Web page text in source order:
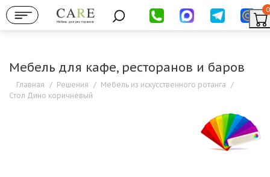
Мебель для ресторанов
0
Мебель для кафе, ресторанов и баров
Главная / Решения / Мебель из искусственного ротанга /
Стол Дино коричневый